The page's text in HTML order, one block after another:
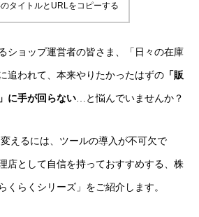
タイトルとURLをコピーする
ショップ運営者の皆さま、「日々の在庫
追われて、本来やりたかったはずの 「販
に手が回らない…と悩んでいませんか？
えるには、ツールの導入が不可欠で
店として自信を持っておすすめする、株
くらくシリーズ」をご紹介します。